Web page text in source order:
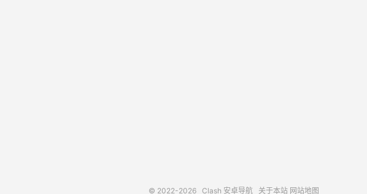
© 2022-2026 Clash 安卓导航 关于本站 网站地图